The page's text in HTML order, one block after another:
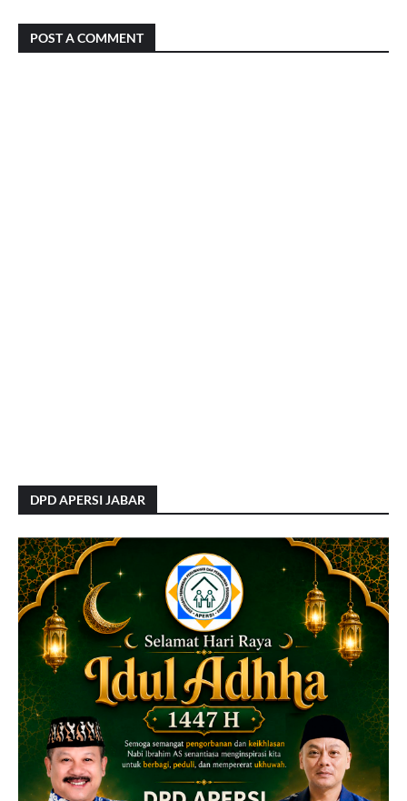
POST A COMMENT
DPD APERSI JABAR